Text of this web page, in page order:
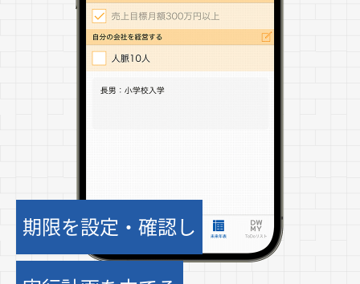
期限を設定・確認し